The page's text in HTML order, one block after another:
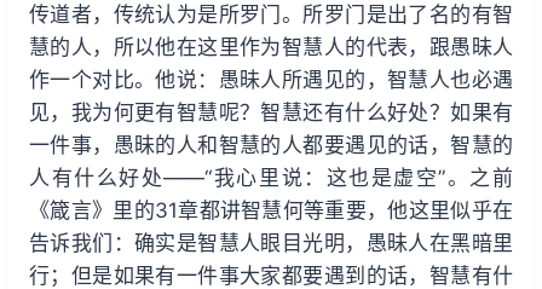
传道者，传统认为是所罗门。所罗门是出了名的有智
慧的人，所以他在这里作为智慧人的代表，跟愚昧人
作一个对比。他说：愚昧人所遇见的，智慧人也必遇
见，我为何更有智慧呢？智慧还有什么好处？如果有
一件事，愚昧的人和智慧的人都要遇见的话，智慧的
人有什么好处——“我心里说：这也是虚空”。之前
《箴言》里的31章都讲智慧何等重要，他这里似乎在
告诉我们：确实是智慧人眼目光明，愚昧人在黑暗里
行；但是如果有一件事大家都要遇到的话，智慧有什